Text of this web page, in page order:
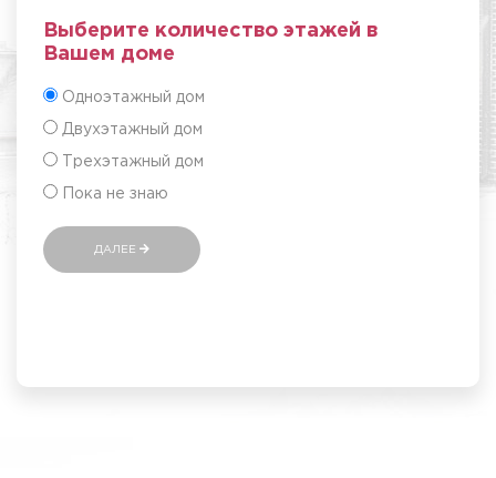
Выберите количество этажей в
Вашем доме
Одноэтажный дом
Двухэтажный дом
Трехэтажный дом
Пока не знаю
ДАЛЕЕ